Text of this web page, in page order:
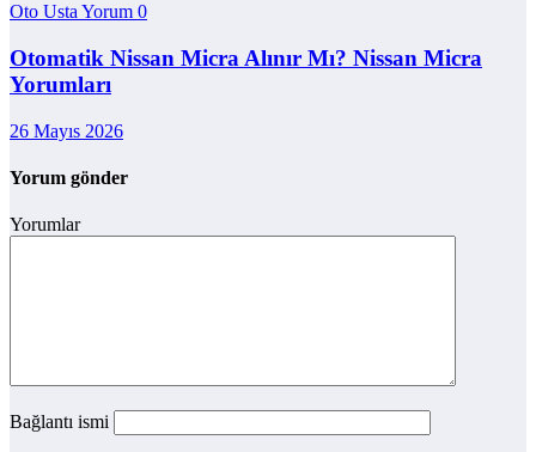
Oto Usta Yorum 0
Otomatik Nissan Micra Alınır Mı? Nissan Micra
Yorumları
26 Mayıs 2026
Yorum gönder
Yorumlar
Bağlantı ismi